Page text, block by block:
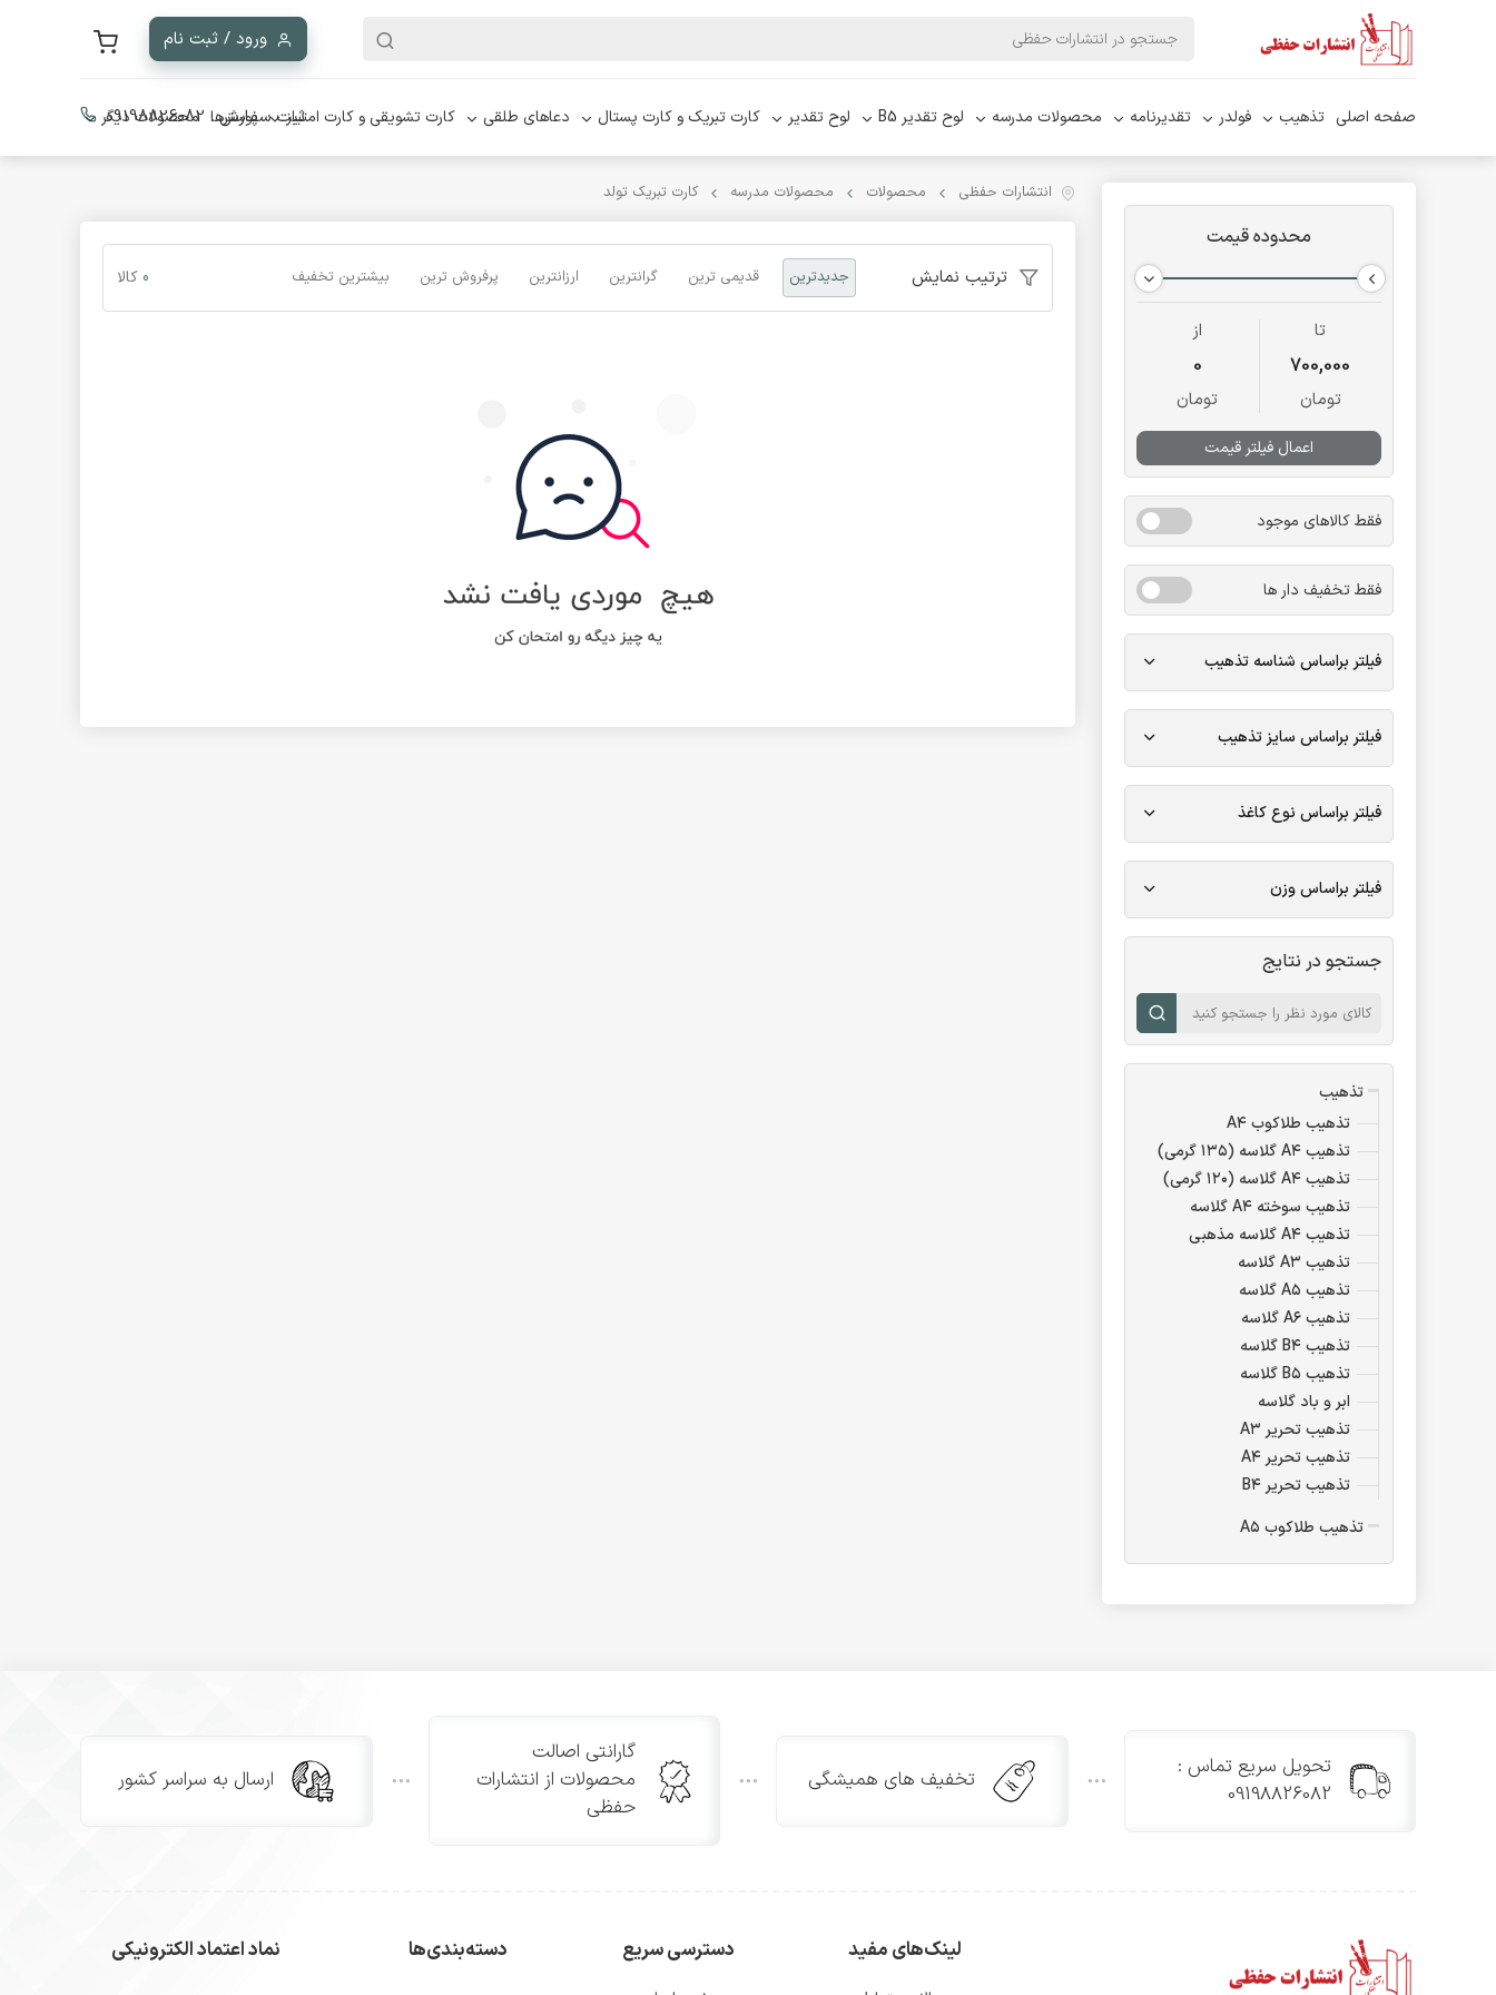
ورود / ثبت نام
صفحه اصلی تذهیب فولدر تقدیرنامه محصولات مدرسه لوح تقدیر B5 لوح تقدیر کارت تبریک و کارت پستال دعاهای طلقی کارت تشویقی و کارت امتیاز پوسترها محصولات دیگر ثبت سفارش : 09198826082
محدوده قیمت
تا
700,000
تومان
از
0
تومان
اعمال فیلتر قیمت
فقط کالاهای موجود
فقط تخفیف دار ها
فیلتر براساس شناسه تذهیب
فیلتر براساس سایز تذهیب
فیلتر براساس نوع کاغذ
فیلتر براساس وزن
جستجو در نتایج
تذهیب
تذهیب طلاکوب A۴
تذهیب A۴ گلاسه (۱۳۵ گرمی)
تذهیب A۴ گلاسه (۱۲۰ گرمی)
تذهیب سوخته A۴ گلاسه
تذهیب A۴ گلاسه مذهبی
تذهیب A۳ گلاسه
تذهیب A۵ گلاسه
تذهیب A۶ گلاسه
تذهیب B۴ گلاسه
تذهیب B۵ گلاسه
ابر و باد گلاسه
تذهیب تحریر A۳
تذهیب تحریر A۴
تذهیب تحریر B۴
تذهیب طلاکوب A۵
تقدیرنامه
تقدیرنامه مدرسه تاشو
تقدیرنامه جشن عبادت
انتشارات حفظی محصولات محصولات مدرسه کارت تبریک تولد
ترتیب نمایش جدیدترین قدیمی ترین گرانترین ارزانترین پرفروش ترین بیشترین تخفیف 0 کالا
تحویل سریع تماس :
09198826082
تخفیف های همیشگی
گارانتی اصالت
محصولات از انتشارات
حفظی
ارسال به سراسر کشور
لینک‌های مفید دسترسی سریع دسته‌بندی‌ها نماد اعتماد الکترونیکی